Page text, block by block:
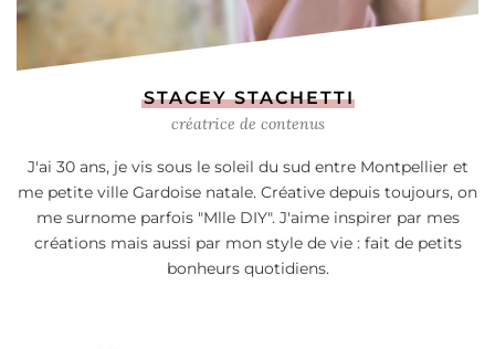
STACEY STACHETTI
créatrice de contenus
J'ai 30 ans, je vis sous le soleil du sud entre Montpellier et
me petite ville Gardoise natale. Créative depuis toujours, on
me surnome parfois "Mlle DIY". J'aime inspirer par mes
créations mais aussi par mon style de vie : fait de petits
bonheurs quotidiens.